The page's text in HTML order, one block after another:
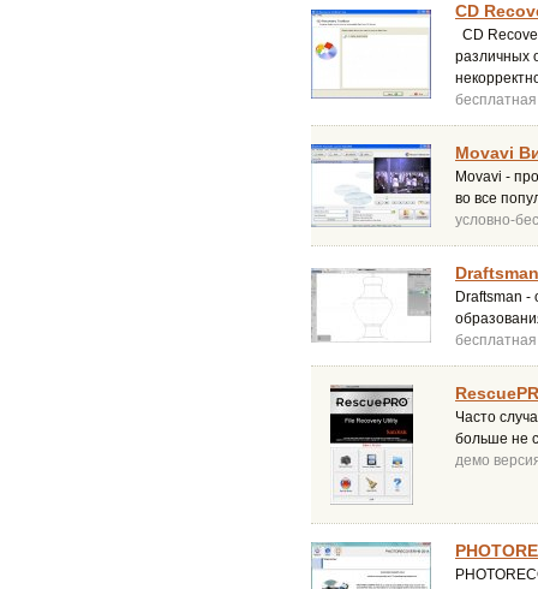
CD
CD
различных
бесплатная
Movavi
Movavi -
во все
условно-
Draftsman
бесплатная
Часто
больше не
демо